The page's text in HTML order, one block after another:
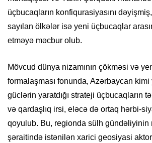
üçbucaqların konfiqurasiyasını
sayılan ölkələr isə yeni üçbucaqlar
etməyə məcbur olub.
Mövcud dünya nizamının çökməsi və
formalaşması fonunda, Azərbaycan kimi
güclərin yaratdığı strateji üçbucaqların
və qardaşlıq irsi, eləcə də ortaq hərbi-
qoyulub. Bu, regionda sülh gündəliyinin
şəraitində istənilən xarici geosiyasi